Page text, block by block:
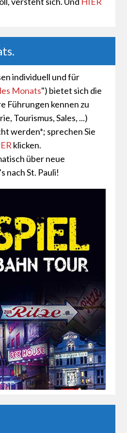
individuell und für
Monats") bietet sich die
Führungen kennen zu
Tourismus, Sales, ...)
werden*; sprechen Sie
klicken.
über neue
nach St. Pauli!